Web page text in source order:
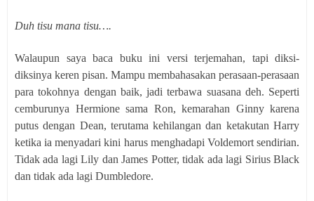
Duh tisu mana tisu….
Walaupun saya baca buku ini versi terjemahan, tapi diksi-
diksinya keren pisan. Mampu membahasakan perasaan-perasaan
para tokohnya dengan baik, jadi terbawa suasana deh. Seperti
cemburunya Hermione sama Ron, kemarahan Ginny karena
putus dengan Dean, terutama kehilangan dan ketakutan Harry
ketika ia menyadari kini harus menghadapi Voldemort sendirian.
Tidak ada lagi Lily dan James Potter, tidak ada lagi Sirius Black
dan tidak ada lagi Dumbledore.